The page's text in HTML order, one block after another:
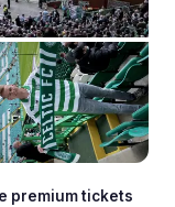
premium tickets